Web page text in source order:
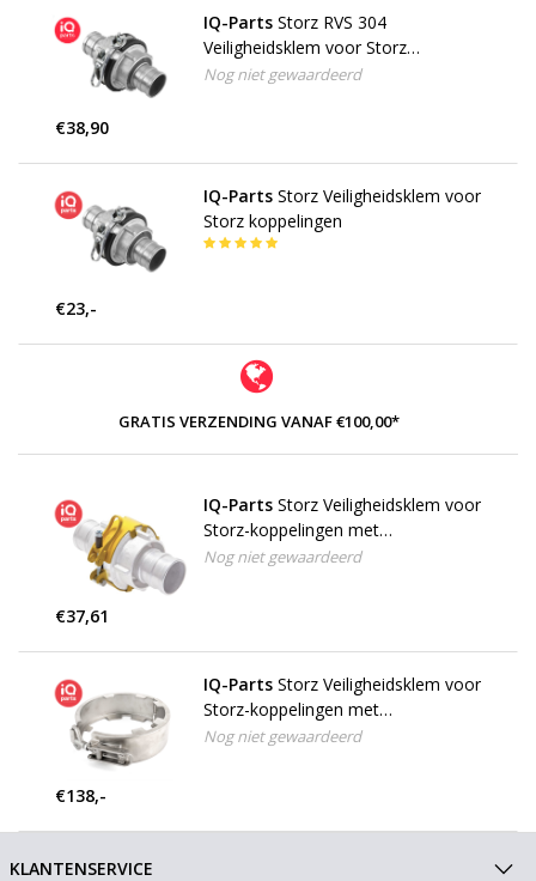
IQ-Parts Storz RVS 304
Veiligheidsklem voor Storz
koppelingen
Nog niet gewaardeerd
€38,90
IQ-Parts Storz Veiligheidsklem voor
Storz koppelingen
€23,-
GRATIS VERZENDING VANAF €100,00*
IQ-Parts Storz Veiligheidsklem voor
Storz-koppelingen met
verdraaibeveiliging
Nog niet gewaardeerd
€37,61
IQ-Parts Storz Veiligheidsklem voor
Storz-koppelingen met
verdraaibeveiliging | RVS
Nog niet gewaardeerd
€138,-
KLANTENSERVICE